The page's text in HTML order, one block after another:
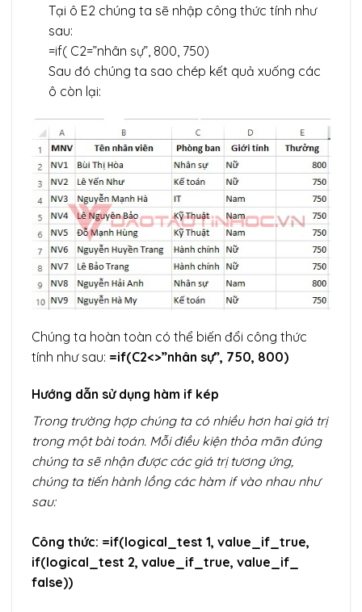
Tại ô E2 chúng ta sẽ nhập công thức tính như
sau:
=if( C2=”nhân sự”, 800, 750)
Sau đó chúng ta sao chép kết quả xuống các
ô còn lại:
Chúng ta hoàn toàn có thể biến đổi công thức
tính như sau: =if(C2<>”nhân sự”, 750, 800)
Hướng dẫn sử dụng hàm if kép
Trong trường hợp chúng ta có nhiều hơn hai giá trị
trong một bài toán. Mỗi điều kiện thỏa mãn đúng
chúng ta sẽ nhận được các giá trị tương ứng,
chúng ta tiến hành lồng các hàm if vào nhau như
sau:
Công thức: =if(logical_test 1, value_if_true,
if(logical_test 2, value_if_true, value_if_
false))